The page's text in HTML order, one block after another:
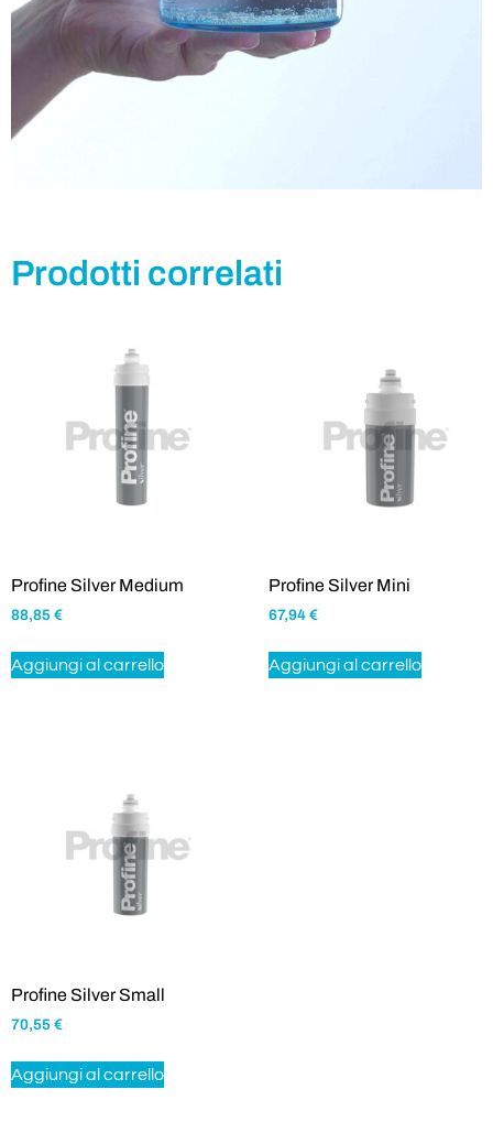
Prodotti correlati
Profine Silver Medium
88,85 €
Aggiungi al carrello
Profine Silver Mini
67,94 €
Aggiungi al carrello
Profine Silver Small
70,55 €
Aggiungi al carrello